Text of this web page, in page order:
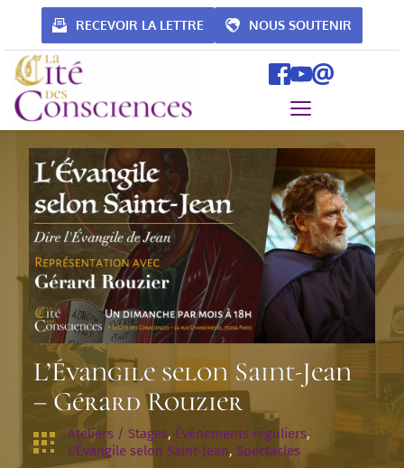
contenu
RECEVOIR LA LETTRE NOUS SOUTENIR
L’Évangile selon Saint-Jean
– Gérard Rouzier
Ateliers / Stages, Évènements réguliers
L'Évangile selon Saint-Jean, Spectacles